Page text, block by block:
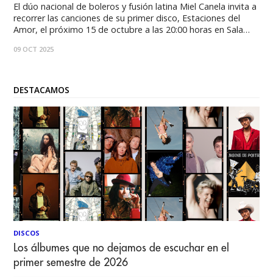
El dúo nacional de boleros y fusión latina Miel Canela invita a
recorrer las canciones de su primer disco, Estaciones del
Amor, el próximo 15 de octubre a las 20:00 horas en Sala
será transmitida en vivo por el 102.
09 OCT 2025
DESTACAMOS
DISCOS
Los álbumes que no dejamos de escuchar en el
primer semestre de 2026